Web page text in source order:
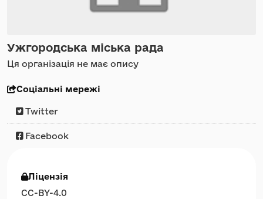
Ужгородська міська рада
Ця організація не має опису
Соціальні мережі
Twitter
Facebook
Ліцензія
CC-BY-4.0